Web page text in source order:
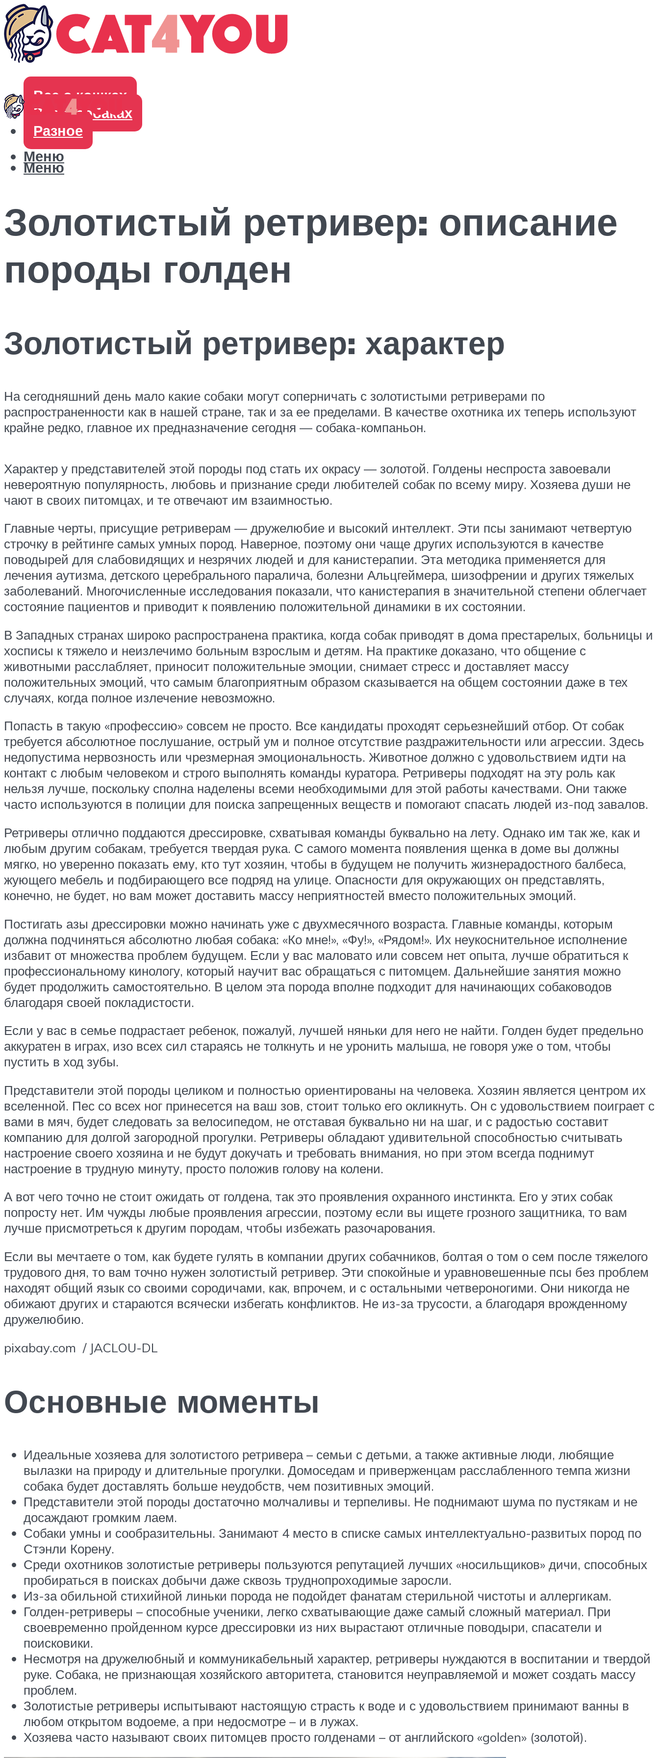
Все о кошках
Все о собаках
Разное
Меню
Меню
Золотистый ретривер: описание
породы голден
Золотистый ретривер: характер
На сегодняшний день мало какие собаки могут соперничать с золотистыми ретриверами по
распространенности как в нашей стране, так и за ее пределами. В качестве охотника их теперь используют
крайне редко, главное их предназначение сегодня — собака-компаньон.
Характер у представителей этой породы под стать их окрасу — золотой. Голдены неспроста завоевали
невероятную популярность, любовь и признание среди любителей собак по всему миру. Хозяева души не
чают в своих питомцах, и те отвечают им взаимностью.
Главные черты, присущие ретриверам — дружелюбие и высокий интеллект. Эти псы занимают четвертую
строчку в рейтинге самых умных пород. Наверное, поэтому они чаще других используются в качестве
поводырей для слабовидящих и незрячих людей и для канистерапии. Эта методика применяется для
лечения аутизма, детского церебрального паралича, болезни Альцгеймера, шизофрении и других тяжелых
заболеваний. Многочисленные исследования показали, что канистерапия в значительной степени облегчает
состояние пациентов и приводит к появлению положительной динамики в их состоянии.
В Западных странах широко распространена практика, когда собак приводят в дома престарелых, больницы и
хосписы к тяжело и неизлечимо больным взрослым и детям. На практике доказано, что общение с
животными расслабляет, приносит положительные эмоции, снимает стресс и доставляет массу
положительных эмоций, что самым благоприятным образом сказывается на общем состоянии даже в тех
случаях, когда полное излечение невозможно.
Попасть в такую «профессию» совсем не просто. Все кандидаты проходят серьезнейший отбор. От собак
требуется абсолютное послушание, острый ум и полное отсутствие раздражительности или агрессии. Здесь
недопустима нервозность или чрезмерная эмоциональность. Животное должно с удовольствием идти на
контакт с любым человеком и строго выполнять команды куратора. Ретриверы подходят на эту роль как
нельзя лучше, поскольку сполна наделены всеми необходимыми для этой работы качествами. Они также
часто используются в полиции для поиска запрещенных веществ и помогают спасать людей из-под завалов.
Ретриверы отлично поддаются дрессировке, схватывая команды буквально на лету. Однако им так же, как и
любым другим собакам, требуется твердая рука. С самого момента появления щенка в доме вы должны
мягко, но уверенно показать ему, кто тут хозяин, чтобы в будущем не получить жизнерадостного балбеса,
жующего мебель и подбирающего все подряд на улице. Опасности для окружающих он представлять,
конечно, не будет, но вам может доставить массу неприятностей вместо положительных эмоций.
Постигать азы дрессировки можно начинать уже с двухмесячного возраста. Главные команды, которым
должна подчиняться абсолютно любая собака: «Ко мне!», «Фу!», «Рядом!». Их неукоснительное исполнение
избавит от множества проблем будущем. Если у вас маловато или совсем нет опыта, лучше обратиться к
профессиональному кинологу, который научит вас обращаться с питомцем. Дальнейшие занятия можно
будет продолжить самостоятельно. В целом эта порода вполне подходит для начинающих собаководов
благодаря своей покладистости.
Если у вас в семье подрастает ребенок, пожалуй, лучшей няньки для него не найти. Голден будет предельно
аккуратен в играх, изо всех сил стараясь не толкнуть и не уронить малыша, не говоря уже о том, чтобы
пустить в ход зубы.
Представители этой породы целиком и полностью ориентированы на человека. Хозяин является центром их
вселенной. Пес со всех ног принесется на ваш зов, стоит только его окликнуть. Он с удовольствием поиграет с
вами в мяч, будет следовать за велосипедом, не отставая буквально ни на шаг, и с радостью составит
компанию для долгой загородной прогулки. Ретриверы обладают удивительной способностью считывать
настроение своего хозяина и не будут докучать и требовать внимания, но при этом всегда поднимут
настроение в трудную минуту, просто положив голову на колени.
А вот чего точно не стоит ожидать от голдена, так это проявления охранного инстинкта. Его у этих собак
попросту нет. Им чужды любые проявления агрессии, поэтому если вы ищете грозного защитника, то вам
лучше присмотреться к другим породам, чтобы избежать разочарования.
Если вы мечтаете о том, как будете гулять в компании других собачников, болтая о том о сем после тяжелого
трудового дня, то вам точно нужен золотистый ретривер. Эти спокойные и уравновешенные псы без проблем
находят общий язык со своими сородичами, как, впрочем, и с остальными четвероногими. Они никогда не
обижают других и стараются всячески избегать конфликтов. Не из-за трусости, а благодаря врожденному
дружелюбию.
pixabay.com / JACLOU-DL
Основные моменты
Идеальные хозяева для золотистого ретривера – семьи с детьми, а также активные люди, любящие
вылазки на природу и длительные прогулки. Домоседам и приверженцам расслабленного темпа жизни
собака будет доставлять больше неудобств, чем позитивных эмоций.
Представители этой породы достаточно молчаливы и терпеливы. Не поднимают шума по пустякам и не
досаждают громким лаем.
Собаки умны и сообразительны. Занимают 4 место в списке самых интеллектуально-развитых пород по
Стэнли Корену.
Среди охотников золотистые ретриверы пользуются репутацией лучших «носильщиков» дичи, способных
пробираться в поисках добычи даже сквозь труднопроходимые заросли.
Из-за обильной стихийной линьки порода не подойдет фанатам стерильной чистоты и аллергикам.
Голден-ретриверы – способные ученики, легко схватывающие даже самый сложный материал. При
своевременно пройденном курсе дрессировки из них вырастают отличные поводыри, спасатели и
поисковики.
Несмотря на дружелюбный и коммуникабельный характер, ретриверы нуждаются в воспитании и твердой
руке. Собака, не признающая хозяйского авторитета, становится неуправляемой и может создать массу
проблем.
Золотистые ретриверы испытывают настоящую страсть к воде и с удовольствием принимают ванны в
любом открытом водоеме, а при недосмотре – и в лужах.
Хозяева часто называют своих питомцев просто голденами – от английского «golden» (золотой).